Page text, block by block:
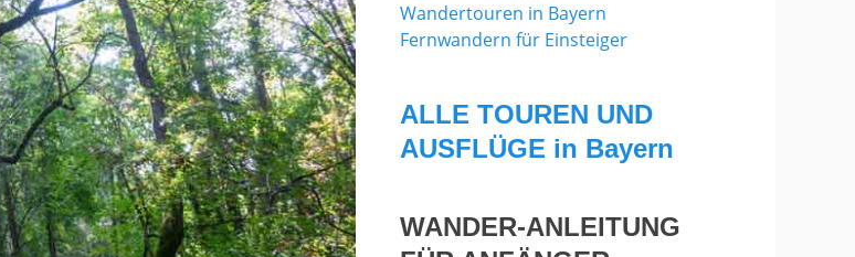
Wandertouren in Bayern
Fernwandern für Einsteiger
ALLE TOUREN UND
AUSFLÜGE in Bayern
WANDER-ANLEITUNG